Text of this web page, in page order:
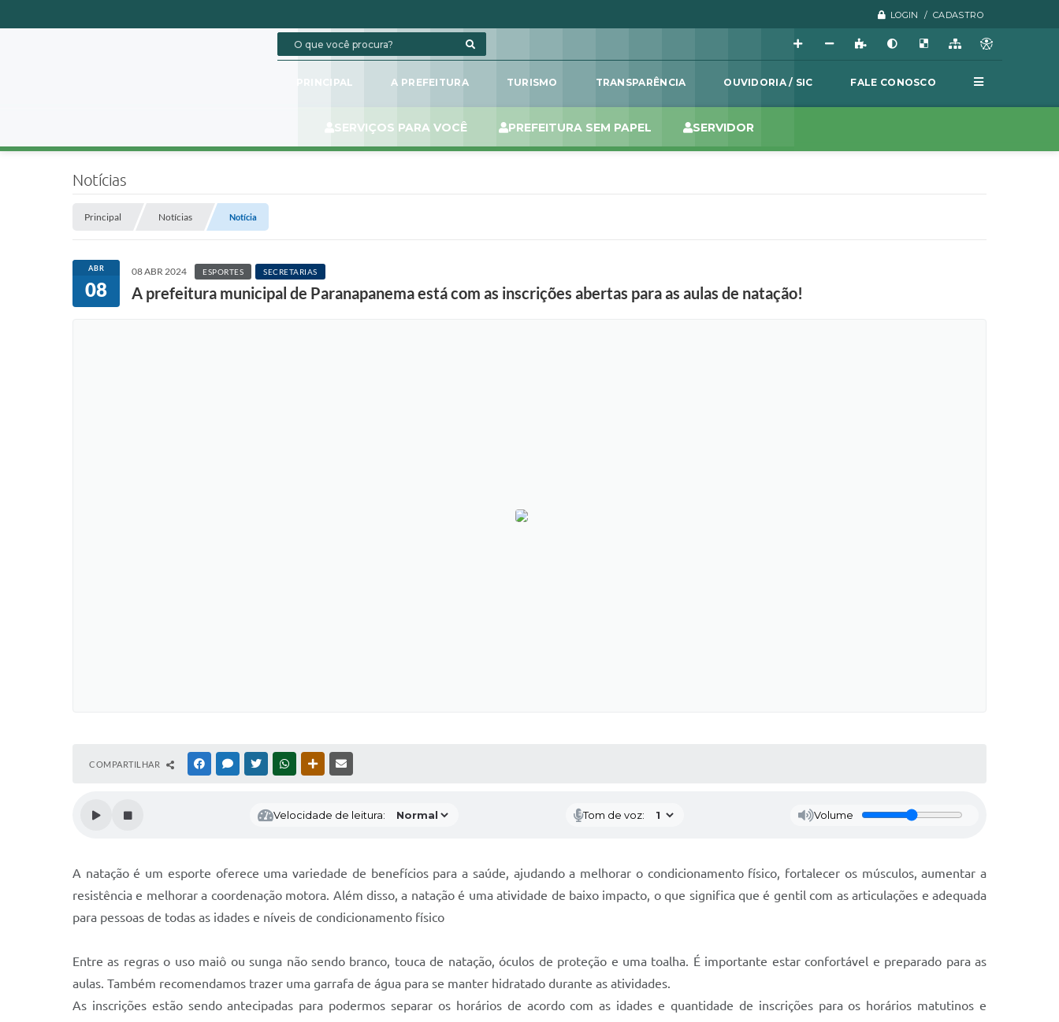
LOGIN / CADASTRO
PRINCIPAL A PREFEITURA TURISMO TRANSPARÊNCIA OUVIDORIA / SIC FALE CONOSCO
SERVIÇOS PARA VOCÊ PREFEITURA SEM PAPEL SERVIDOR
Notícias
Principal Notícias Notícia
ABR
08
08 ABR 2024 ESPORTES SECRETARIAS
A prefeitura municipal de Paranapanema está com as inscrições abertas para as aulas de natação!
COMPARTILHAR FACEBOOKMESSENGER
TWITTERWHATSAPPOUTRAS MÍDIAS
Velocidade de leitura: Tom de voz: Volume
A natação é um esporte oferece uma variedade de benefícios para a saúde, ajudando a melhorar o condicionamento físico, fortalecer os músculos, aumentar a
resistência e melhorar a coordenação motora. Além disso, a natação é uma atividade de baixo impacto, o que significa que é gentil com as articulações e adequada
para pessoas de todas as idades e níveis de condicionamento físico
Entre as regras o uso maiô ou sunga não sendo branco, touca de natação, óculos de proteção e uma toalha. É importante estar confortável e preparado para as
aulas. Também recomendamos trazer uma garrafa de água para se manter hidratado durante as atividades.
As inscrições estão sendo antecipadas para podermos separar os horários de acordo com as idades e quantidade de inscrições para os horários matutinos e